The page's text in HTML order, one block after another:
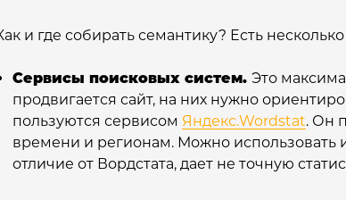
и где собирать семантику? Есть
Сервисы поисковых систем. Это
продвигается сайт, на них нужно
пользуются сервисом Яндекс.Wordstat. Он
времени и регионам. Можно использовать
отличие от Вордстата, дает не точную